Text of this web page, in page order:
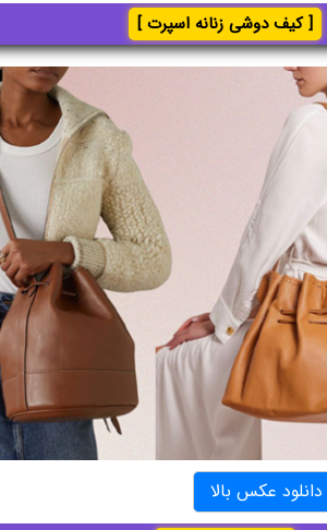
[ کیف دوشی زنانه اسپرت ]
دانلود عکس بالا